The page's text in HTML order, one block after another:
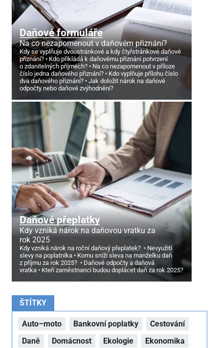
Daňové formuláře
Na co nezapomenout v daňovém přiznání?
Kdy se vyplňuje dvoustránkové a kdy čtyřstránkové daňové
přiznání?
Kdo přikládá k daňovému přiznání potvrzení
o zdanitelných příjmech?
Na co nezapomenout v příloze
číslo jedna daňového přiznání?
Kdo vyplňuje přílohu číslo
dva daňového přiznání?
Jak doložit nárok na daňové
odpočty nebo daňové zvýhodnění?
Daňové přeplatky
Kdy vzniká nárok na daňovou vratku za
rok 2025
Kdy vzniká nárok na roční daňový přeplatek?
Nevyužití
slevy na poplatníka
Komu sníží sleva na manželku daň
z příjmu za rok 2025?
Daňové odpočty a daňová
vratka
Kteří zaměstnanci budou doplácet daň za rok 2025?
ŠTÍTKY
Auto–moto Bankovní poplatky
Cestování
Daně
Domácnost Ekologie Ekonomika